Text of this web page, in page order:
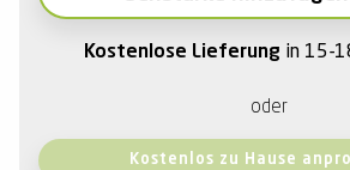
Kostenlose Lieferung in 15-
oder
Kostenlos zu Hause